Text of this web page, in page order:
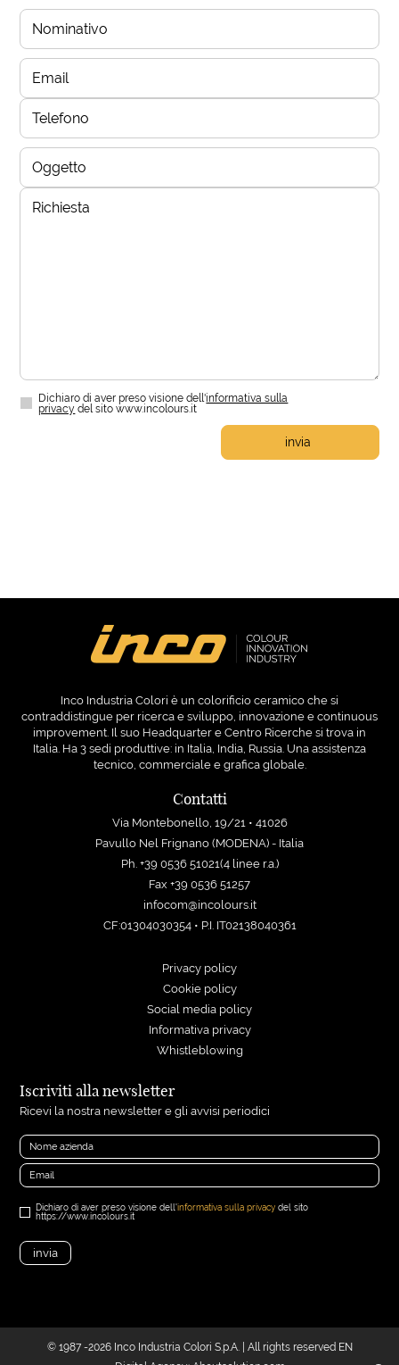
Dichiaro di aver preso visione dell'informativa sulla
privacy del sito www.incolours.it
invia
Inco Industria Colori è un colorificio ceramico che si
contraddistingue per ricerca e sviluppo, innovazione e continuous
improvement. Il suo Headquarter e Centro Ricerche si trova in
Italia. Ha 3 sedi produttive: in Italia, India, Russia. Una assistenza
tecnico, commerciale e grafica globale.
Contatti
Via Montebonello, 19/21 • 41026
Pavullo Nel Frignano (MODENA) - Italia
Ph. +39 0536 51021(4 linee r.a.)
Fax +39 0536 51257
infocom@incolours.it
CF:01304030354 • P.I. IT02138040361
Privacy policy
Cookie policy
Social media policy
Informativa privacy
Whistleblowing
Iscriviti alla newsletter
Ricevi la nostra newsletter e gli avvisi periodici
Dichiaro di aver preso visione dell'informativa sulla privacy del sito
https://www.incolours.it
© 1987 -2026 Inco Industria Colori S.p.A. | All rights reserved EN